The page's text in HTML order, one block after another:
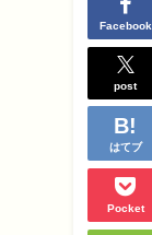
Facebook
post
はてブ
Pocket